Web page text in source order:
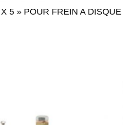
5 » POUR FREIN A DISQUE